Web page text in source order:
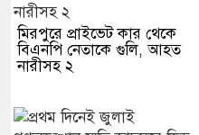
মিরপুরে প্রাইভেট কার থেকে
বিএনপি নেতাকে গুলি, আহত
নারীসহ ২